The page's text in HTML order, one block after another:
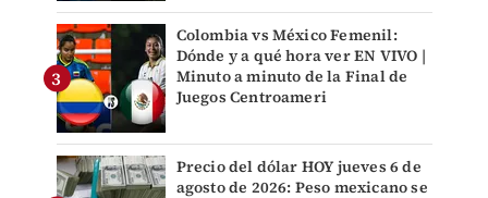
Colombia vs México Femenil:
Dónde y a qué hora ver EN VIVO |
Minuto a minuto de la Final de
Juegos Centroameri
Precio del dólar HOY jueves 6 de
agosto de 2026: Peso mexicano se